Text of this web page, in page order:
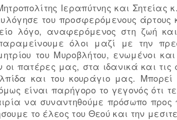
Ιεραπύτνης και Σητείας
του προσφερόμενους άρτους
λόγο, αναφερόμενος στη ζωή
όλοι μαζί με την
του Μυροβλήτου, ενωμένοι
πατέρες μας, στα ιδανικά και τις
και του κουράγιο μας.
είναι παρήγορο το γεγονός ότι
να συναντηθούμε πρόσωπο
το έλεος του Θεού και την